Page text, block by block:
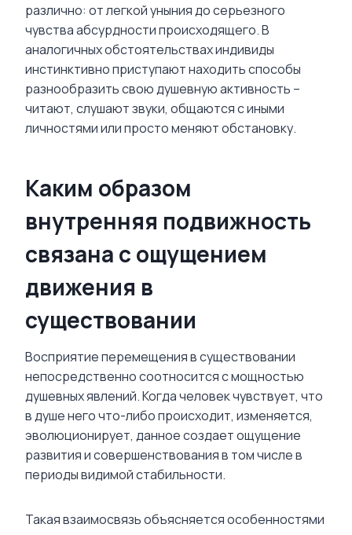
различно: от легкой уныния до серьезного
чувства абсурдности происходящего. В
аналогичных обстоятельствах индивиды
инстинктивно приступают находить способы
разнообразить свою душевную активность –
читают, слушают звуки, общаются с иными
личностями или просто меняют обстановку.
Каким образом
внутренняя подвижность
связана с ощущением
движения в
существовании
Восприятие перемещения в существовании
непосредственно соотносится с мощностью
душевных явлений. Когда человек чувствует, что
в душе него что-либо происходит, изменяется,
эволюционирует, данное создает ощущение
развития и совершенствования в том числе в
периоды видимой стабильности.
Такая взаимосвязь объясняется особенностями